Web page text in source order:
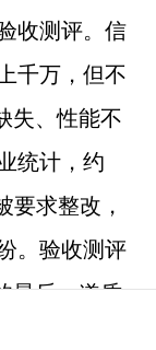
测评。 信
千万，但不
失、性能不
统计，约
要求整改，
。 验收测评
最后一道质
能帮助建设